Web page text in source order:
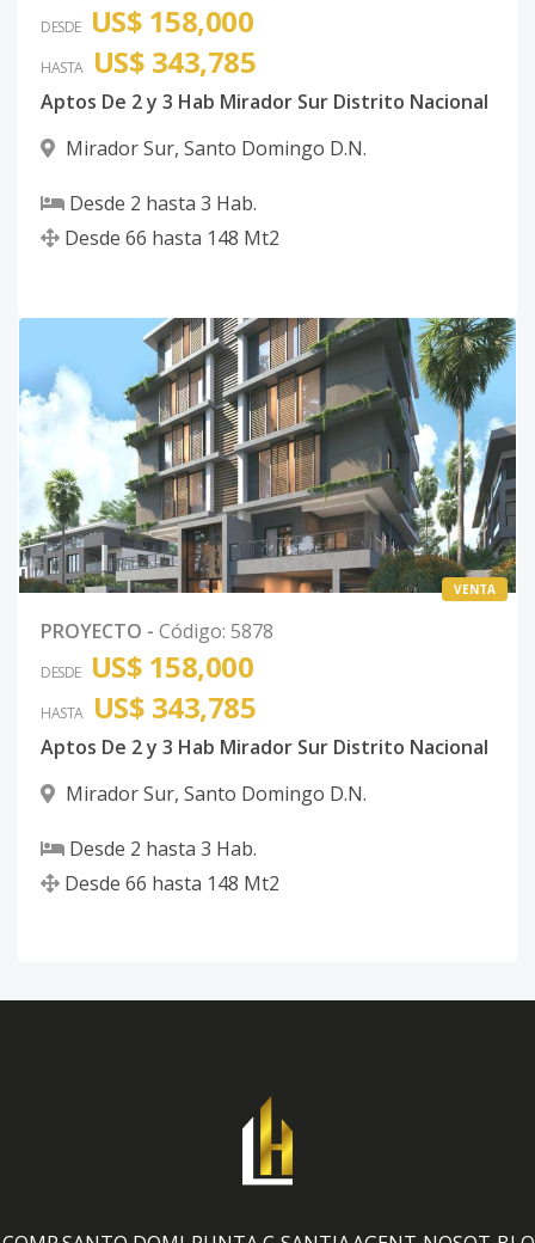
DESDE US$ 158,000
HASTA US$ 343,785
Aptos De 2 y 3 Hab Mirador Sur Distrito Nacional
Mirador Sur, Santo Domingo D.N.
Desde 2 hasta 3 Hab.
Desde 66 hasta 148 Mt2
VENTA
PROYECTO - Código: 5878
DESDE US$ 158,000
HASTA US$ 343,785
Aptos De 2 y 3 Hab Mirador Sur Distrito Nacional
Mirador Sur, Santo Domingo D.N.
Desde 2 hasta 3 Hab.
Desde 66 hasta 148 Mt2